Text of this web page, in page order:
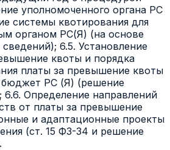
уполномоченного органа РС
системы квотирования для
органом РС(Я) (на основе
6.5. Установление
квоты и порядка
платы за превышение квоты
бюджет РС (Я) (решение
Определение направлений
от платы за превышение
и адаптационные проекты
(ст. 15 ФЗ-34 и решение